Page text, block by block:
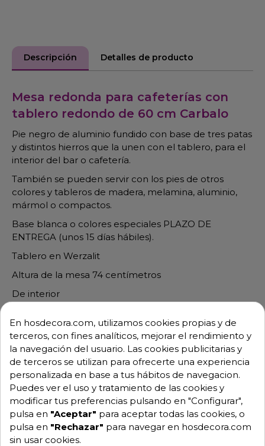
Descripción Detalles de producto
Mesa redonda para cafeterías con
tablero redondo de 60 cm Carbalo
Pie negro de aluminio fundido con base de tres patas
y distintos hierros que la unen con el tablero, para el
interior del bar o cafetería.
También se pueden servir con los pies de otros
colores y tableros de madera, melamina, aluminio,
mármol o compactos.
Base blanca o colores especiales PLAZO DE
ENTREGA (unos 15 días hábiles).
Tablero en Werzalit
Altura de la mesa 74 centímetros
De interior
Para mas información no dude en ponerse en
contacto con nosotros y le resolveremos todas las
dudas.
M361
Sillas de Forja Mesas de Forja
Taburetes de
En hosdecora.com, utilizamos cookies propias y de
terceros, con fines analíticos, mejorar el rendimiento y
la navegación del usuario. Las cookies publicitarias y
de terceros se utilizan para ofrecerte una experiencia
personalizada en base a tus hábitos de navegacion.
Puedes ver el uso y tratamiento de las cookies y
modificar tus preferencias pulsando en "Configurar",
pulsa en "Aceptar" para aceptar todas las cookies, o
pulsa en "Rechazar" para navegar en hosdecora.com
sin usar cookies.